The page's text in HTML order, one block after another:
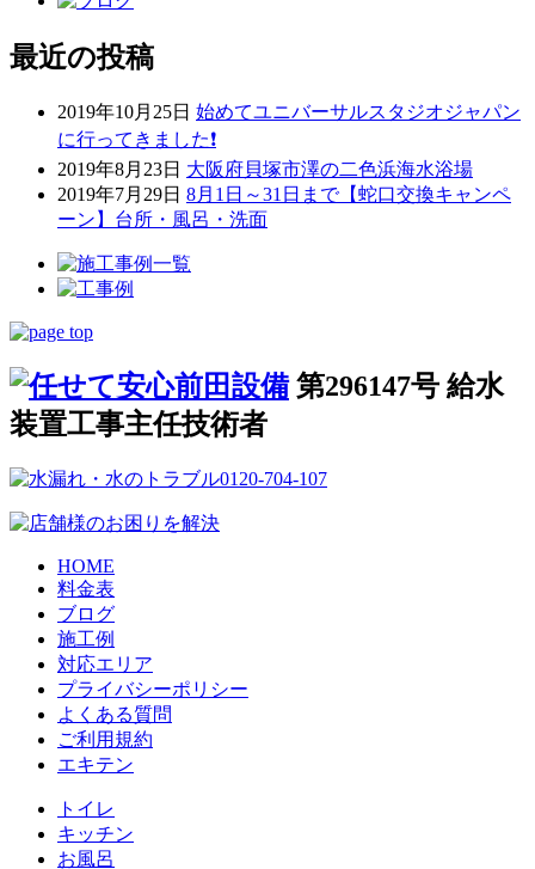
最近の投稿
2019年10月25日 始めてユニバーサルスタジオジャパン
に行ってきました❗
2019年8月23日 大阪府貝塚市澤の二色浜海水浴場
2019年7月29日 8月1日～31日まで【蛇口交換キャンペ
ーン】台所・風呂・洗面
第296147号 給水
装置工事主任技術者
HOME
料金表
ブログ
施工例
対応エリア
プライバシーポリシー
よくある質問
ご利用規約
エキテン
トイレ
キッチン
お風呂